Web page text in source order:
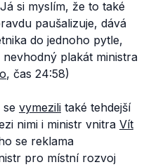
si myslím, že to také
paušalizuje, dává
do jednoho pytle,
plakát ministra
, čas 24:58)
vymezili také tehdejší
nimi i ministr vnitra Vít
se reklama
pro místní rozvoj